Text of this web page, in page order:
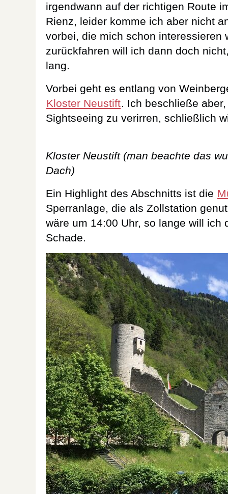
irgendwann auf der richtigen Route
Rienz, leider komme ich aber nicht
vorbei, die mich schon interessieren
zurückfahren will ich dann doch
lang.
Vorbei geht es entlang von
Kloster Neustift . Ich beschließe
Sightseeing zu verirren, schließlich
Kloster Neustift (man beachte das
Dach)
Ein Highlight des Abschnitts ist die
Sperranlage, die als Zollstation
wäre um 14:00 Uhr, so lange will ich
Schade.